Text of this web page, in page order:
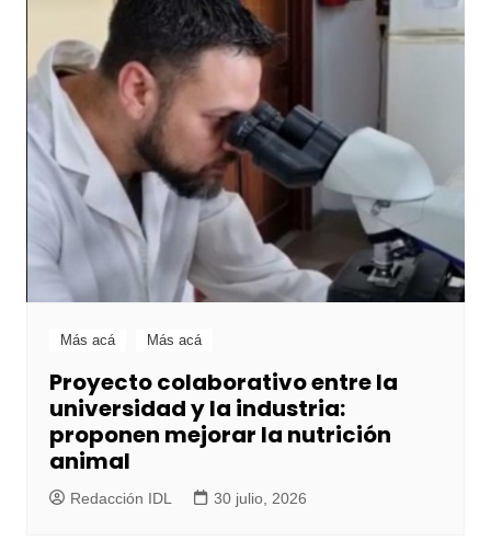
Más acá Más acá
Proyecto colaborativo entre la
universidad y la industria:
proponen mejorar la nutrición
animal
Redacción IDL 30 julio, 2026